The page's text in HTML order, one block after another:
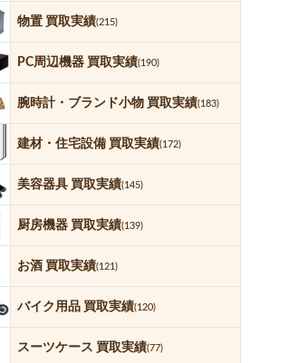
物置 買取実績(215)
PC周辺機器 買取実績(190)
腕時計・ブランド小物 買取実績(183)
建材・住宅設備 買取実績(172)
美容器具 買取実績(145)
厨房機器 買取実績(139)
お酒 買取実績(121)
バイク用品 買取実績(120)
スーツケース 買取実績(77)